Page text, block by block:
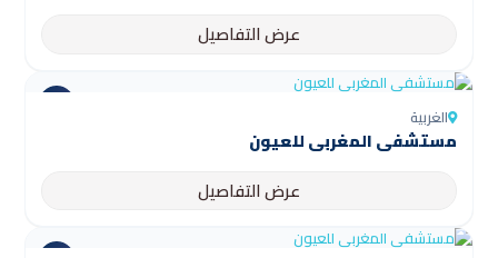
عرض التفاصيل
الغربية
مستشفى المغربي للعيون
عرض التفاصيل